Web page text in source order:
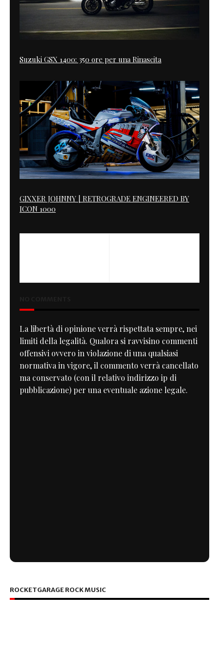
Suzuki GSX 1400: 350 ore per una Rinascita
GIXXER JOHNNY | RETROGRADE ENGINEERED BY
ICON 1000
La libertà di opinione verrà rispettata sempre, nei
limiti della legalità. Qualora si ravvisino commenti
offensivi ovvero in violazione di una qualsiasi
normativa in vigore, il commento verrà cancellato
ma conservato (con il relativo indirizzo ip di
pubblicazione) per una eventuale azione legale.
ROCKETGARAGE ROCK MUSIC